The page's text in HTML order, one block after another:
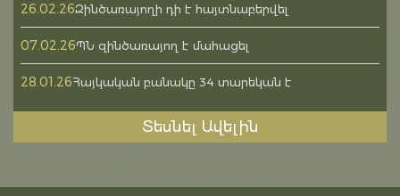
26.02.26Զինծառայողի դի է հայտնաբերվել
07.02.26ՊՆ զինծառայող է մահացել
28.01.26Հայկական բանակը 34 տարեկան է
Տեսնել Ավելին